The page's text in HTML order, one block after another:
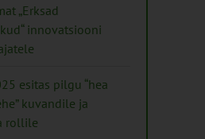
„Erksad
innovatsiooni
esitas pilgu “hea
kuvandile ja
rollile